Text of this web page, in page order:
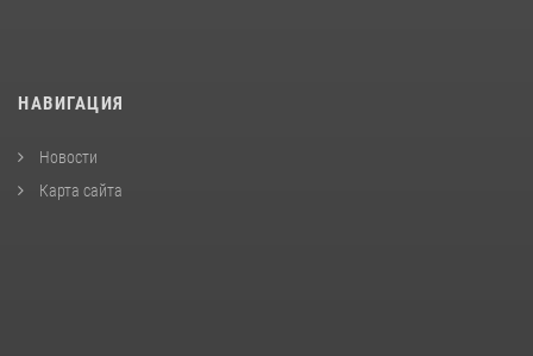
НАВИГАЦИЯ
Новости
Карта сайта